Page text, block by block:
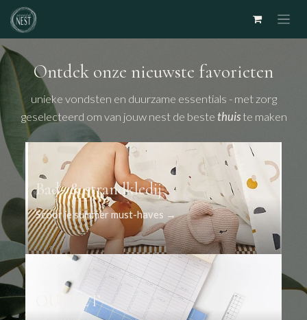
Overslaan naar inhoud
Ontdek onze nieuwste favorieten
unieke vondsten en duurzame essentials - met zorg
geselecteerd om van jouw nest de beste thuiste maken
Bad- & strandkledij
Scoor je summer must-haves →
OUTLET